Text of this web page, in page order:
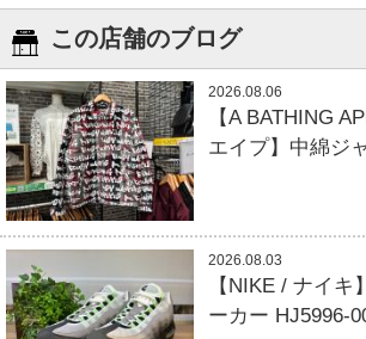
この店舗のブログ
2026.08.06
【A BATHING
エイプ】中綿ジ
2026.08.03
【NIKE / ナイ
ーカー HJ5996-